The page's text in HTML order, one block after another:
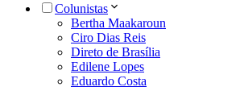
Colunistas
Bertha Maakaroun
Ciro Dias Reis
Direto de Brasília
Edilene Lopes
Eduardo Costa